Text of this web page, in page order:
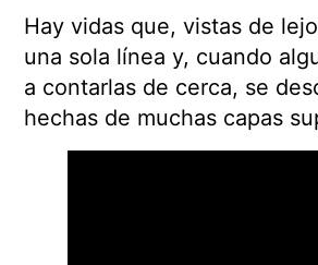
Hay vidas que, vistas de
una sola línea y, cuando
a contarlas de cerca, se
hechas de muchas capas